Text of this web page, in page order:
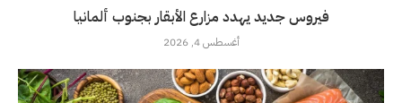
فيروس جديد يهدد مزارع الأبقار بجنوب ألمانيا
أغسطس 4, 2026